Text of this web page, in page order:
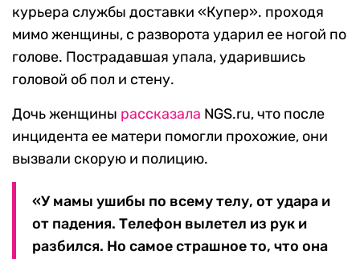
курьера службы доставки «Купер». проходя
мимо женщины, с разворота ударил ее ногой по
голове. Пострадавшая упала, ударившись
головой об пол и стену.
Дочь женщины рассказала NGS.ru, что после
инцидента ее матери помогли прохожие, они
вызвали скорую и полицию.
«У мамы ушибы по всему телу, от удара и
от падения. Телефон вылетел из рук и
разбился. Но самое страшное то, что она